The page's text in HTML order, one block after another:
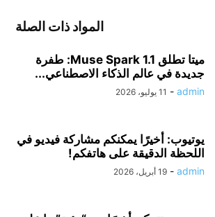
المواد ذات الصلة
ميتا تطلق Muse Spark 1.1: طفرة
جديدة في عالم الذكاء الاصطناعي...
admin
- 11 يوليو، 2026
يوتيوب: أخيرًا يمكنكم مشاركة فيديو في
اللحظة الدقيقة على هاتفكم!
admin
- 19 أبريل، 2026